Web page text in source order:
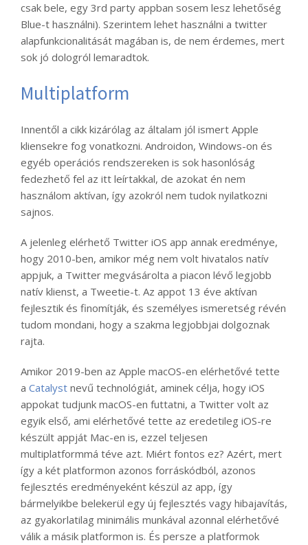
csak bele, egy 3rd party appban sosem lesz lehetőség
Blue-t használni). Szerintem lehet használni a twitter
alapfunkcionalitását magában is, de nem érdemes, mert
sok jó dologról lemaradtok.
Multiplatform
Innentől a cikk kizárólag az általam jól ismert Apple
kliensekre fog vonatkozni. Androidon, Windows-on és
egyéb operációs rendszereken is sok hasonlóság
fedezhető fel az itt leírtakkal, de azokat én nem
használom aktívan, így azokról nem tudok nyilatkozni
sajnos.
A jelenleg elérhető Twitter iOS app annak eredménye,
hogy 2010-ben, amikor még nem volt hivatalos natív
appjuk, a Twitter megvásárolta a piacon lévő legjobb
natív klienst, a Tweetie-t. Az appot 13 éve aktívan
fejlesztik és finomítják, és személyes ismeretség révén
tudom mondani, hogy a szakma legjobbjai dolgoznak
rajta.
Amikor 2019-ben az Apple macOS-en elérhetővé tette
a Catalyst nevű technológiát, aminek célja, hogy iOS
appokat tudjunk macOS-en futtatni, a Twitter volt az
egyik első, ami elérhetővé tette az eredetileg iOS-re
készült appját Mac-en is, ezzel teljesen
multiplatformmá téve azt. Miért fontos ez? Azért, mert
így a két platformon azonos forráskódból, azonos
fejlesztés eredményeként készül az app, így
bármelyikbe belekerül egy új fejlesztés vagy hibajavítás,
az gyakorlatilag minimális munkával azonnal elérhetővé
válik a másik platformon is. És persze a platformok